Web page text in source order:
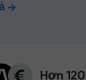
Hơn